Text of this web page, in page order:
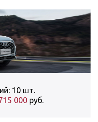
10 шт.
000 руб.